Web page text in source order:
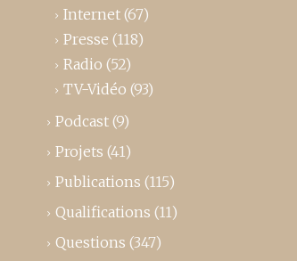
Internet (67)
Presse (118)
Radio (52)
TV-Vidéo (93)
Podcast (9)
Projets (41)
Publications (115)
Qualifications (11)
Questions (347)